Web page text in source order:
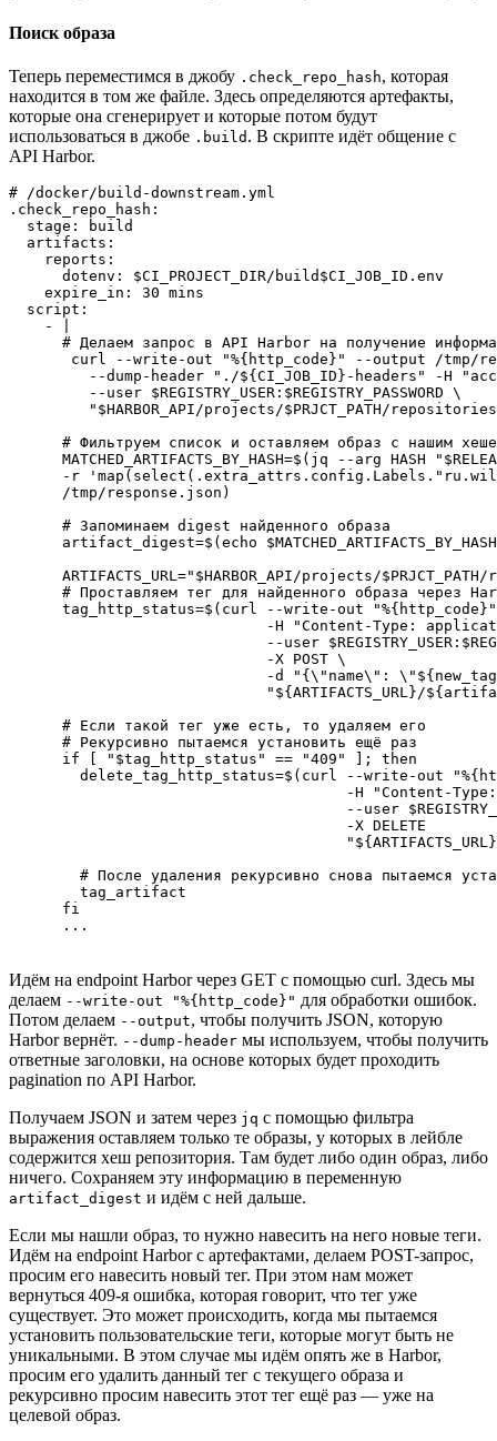
Поиск образа
Теперь переместимся в джобу .check_repo_hash, которая
находится в том же файле. Здесь определяются артефакты,
которые она сгенерирует и которые потом будут
использоваться в джобе .build . В скрипте идёт общение с
API Harbor.
# /docker/build-downstream.yml
.check_repo_hash:
  stage: build
  artifacts:
    reports:
      dotenv: $CI_PROJECT_DIR/build$CI_JOB_ID.env
    expire_in: 30 mins
  script:
    - |
# Делаем запрос в API Harbor на получение
curl --write-out "%{http_code}" --output /tmp/
--dump-header "./${CI_JOB_ID}-headers" -H
         --user $REGISTRY_USER:$REGISTRY_PASSWORD \
"$HARBOR_API/projects/$PRJCT_PATH/
# Фильтруем список и оставляем образ с нашим
MATCHED_ARTIFACTS_BY_HASH=$(jq --arg HASH
-r
      /tmp/response.json)
      # Запоминаем digest найденного образа
artifact_digest=$(echo
ARTIFACTS_URL="$HARBOR_API/projects/
# Проставляем тег для найденного образа через
tag_http_status=$(curl --write-out
-H "Content-Type:
--user
                             -X POST \
-d "{\"name\":
"${ARTIFACTS_URL}/
      # Если такой тег уже есть, то удаляем его
      # Рекурсивно пытаемся установить ещё раз
      if [ "$tag_http_status" == "409" ]; then
delete_tag_http_status=$(curl --write-out
-H "Content-
--user
                                      -X DELETE
# После удаления рекурсивно снова пытаемся
        tag_artifact
      fi
      ...
Идём на endpoint Harbor через GET с помощью curl. Здесь мы
делаем --write-out "%{http_code}" для обработки ошибок.
Потом делаем --output, чтобы получить JSON, которую
Harbor вернёт. --dump-header мы используем, чтобы получить
ответные заголовки, на основе которых будет проходить
pagination по API Harbor.
Получаем JSON и затем через jq с помощью фильтра
выражения оставляем только те образы, у которых в лейбле
содержится хеш репозитория. Там будет либо один образ, либо
ничего. Сохраняем эту информацию в переменную
artifact_digest и идём с ней дальше.
Если мы нашли образ, то нужно навесить на него новые теги.
Идём на endpoint Harbor с артефактами, делаем POST-запрос,
просим его навесить новый тег. При этом нам может
вернуться 409-я ошибка, которая говорит, что тег уже
существует. Это может происходить, когда мы пытаемся
установить пользовательские теги, которые могут быть не
уникальными. В этом случае мы идём опять же в Harbor,
просим его удалить данный тег с текущего образа и
рекурсивно просим навесить этот тег ещё раз — уже на
целевой образ.